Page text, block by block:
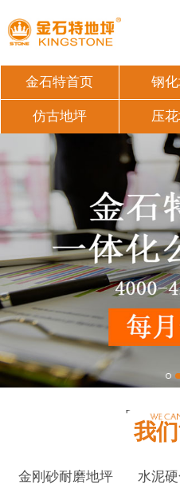
金石特首页 钢
仿古地坪 压
我
金刚砂耐磨地坪 水泥